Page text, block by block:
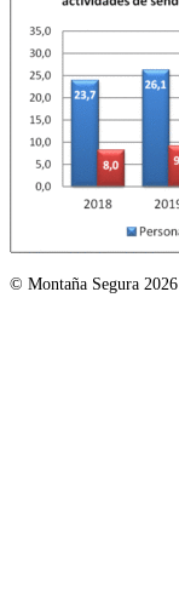
© Montaña Segura 2026